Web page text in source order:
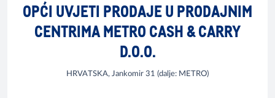
OPĆI UVJETI PRODAJE U PRODAJNIM
CENTRIMA METRO CASH & CARRY
D.O.O.
HRVATSKA, Jankomir 31 (dalje: METRO)